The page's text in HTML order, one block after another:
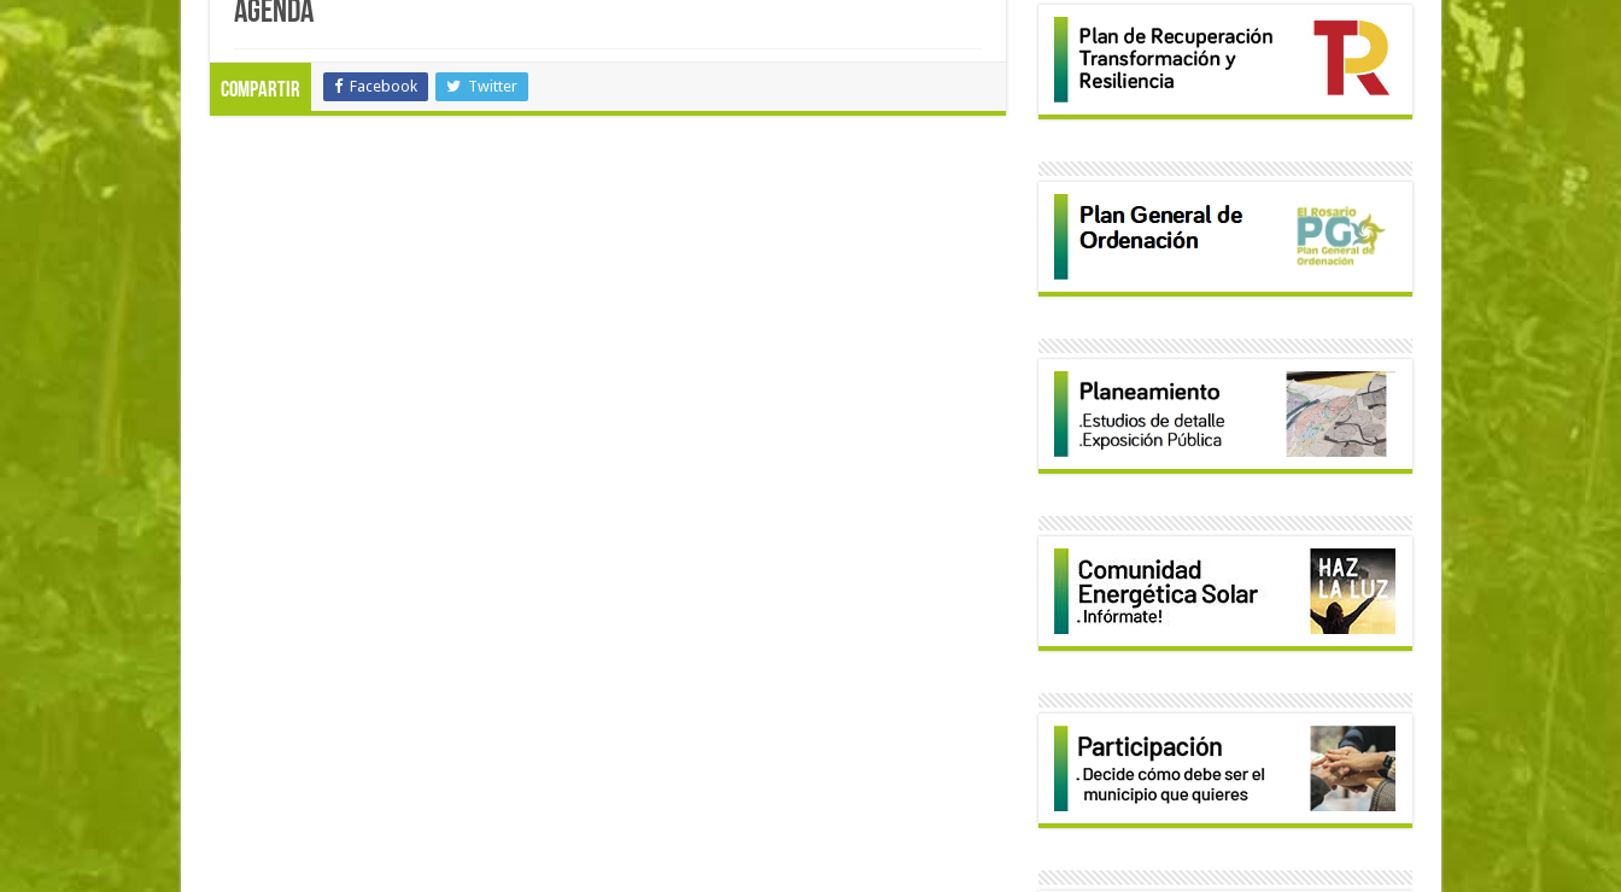
Agenda
Compartir Facebook Twitter